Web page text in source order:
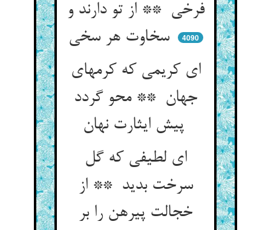
فرخی ** از تو دارند و
سخاوت هر سخی
4090
ای کریمی که کرمهای
جهان ** محو گردد
پیش ایثارت نهان
ای لطیفی که گل
سرخت بدید ** از
خجالت پیرهن را بر